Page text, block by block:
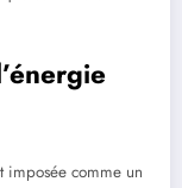
imposée comme un